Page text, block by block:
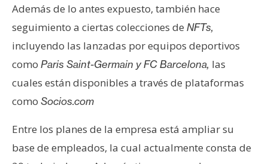
t
o
P
u
b
l
c
i
Además de lo antes expuesto, también hace
seguimiento a ciertas colecciones de NFTs,
incluyendo las lanzadas por equipos deportivos
como Paris Saint-Germain y FC Barcelona, las
cuales están disponibles a través de plataformas
como Socios.com
Entre los planes de la empresa está ampliar su
base de empleados, la cual actualmente consta de